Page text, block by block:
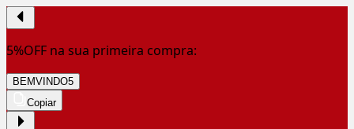
5%OFF na sua primeira compra:
BEMVINDO5
Copiar